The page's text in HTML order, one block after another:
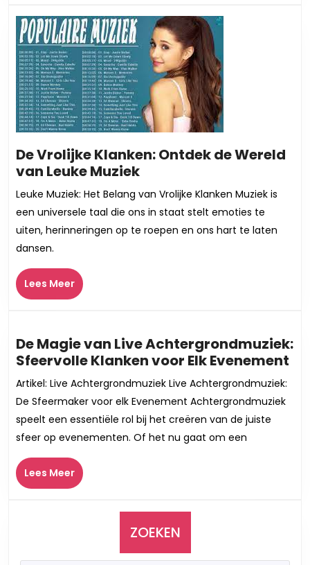
De Vrolijke Klanken: Ontdek de Wereld
van Leuke MuziekDe
Vrolijke
Klanken:
Ontdek
de
Leuke Muziek: Het Belang van Vrolijke Klanken Muziek is
een universele taal die ons in staat stelt emoties te
uiten, herinneringen op te roepen en ons hart te laten
dansen.
Lees MeerLees
Meer
De Magie van Live Achtergrondmuziek:
Sfeervolle Klanken voor Elk Evenement
Artikel: Live Achtergrondmuziek Live Achtergrondmuziek:
De Sfeermaker voor elk Evenement Achtergrondmuziek
speelt een essentiële rol bij het creëren van de juiste
sfeer op evenementen. Of het nu gaat om een
Lees MeerLees
Meer
ZOEKEN